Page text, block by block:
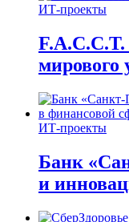
ИТ-проекты
F.A.C.C.T.
мирового
ИТ-проекты
Банк
и